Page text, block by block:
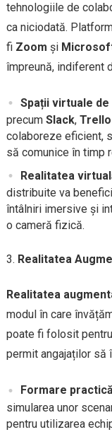
tehnologiile de
ca niciodată.
fi Zoom și
împreună, indiferent
Spații virtuale
precum Slack, Trello
colaboreze eficient,
să comunice în timp
Realitatea
distribuite va
întâlniri imersive și
o cameră fizică.
Realitatea
Realitatea
modul în care
poate fi folosit
permit angajaților să
Formare practică
simularea unor
pentru utilizarea